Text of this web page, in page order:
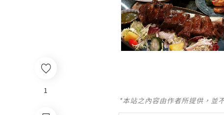
1
*本站之內容由作者所提供，並